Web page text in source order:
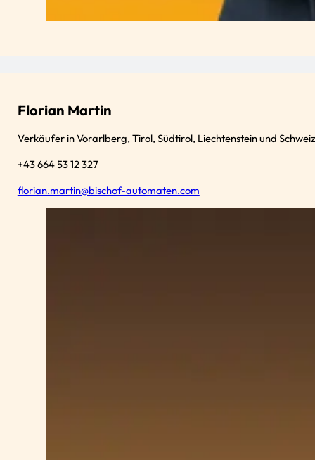
Florian Martin
Verkäufer in Vorarlberg, Tirol, Südtirol, Liechtenstein und Schweiz
+43 664 53 12 327
florian.martin@bischof-automaten.com